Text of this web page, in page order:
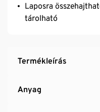
Laposra
tárolható
Termékleírás
Anyag